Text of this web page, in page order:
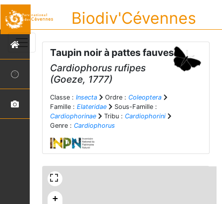
Biodiv'Cévennes
Taupin noir à pattes fauves
Cardiophorus rufipes
(Goeze, 1777)
Classe : Insecta Ordre : Coleoptera
Famille : Elateridae
Sous-Famille :
Cardiophorinae
Tribu : Cardiophorini
Genre : Cardiophorus
+